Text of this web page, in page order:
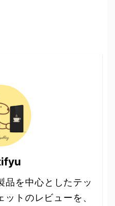
を中心としたテッ
トのレビューを、